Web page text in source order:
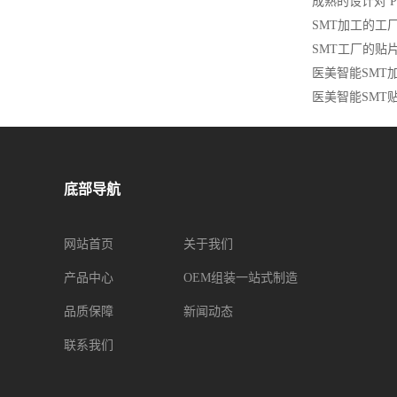
SMT加工的工
SMT工厂的贴
医美智能SMT
医美智能SMT
底部导航
网站首页 关于我们
产品中心 OEM组装一站式制造
品质保障 新闻动态
联系我们